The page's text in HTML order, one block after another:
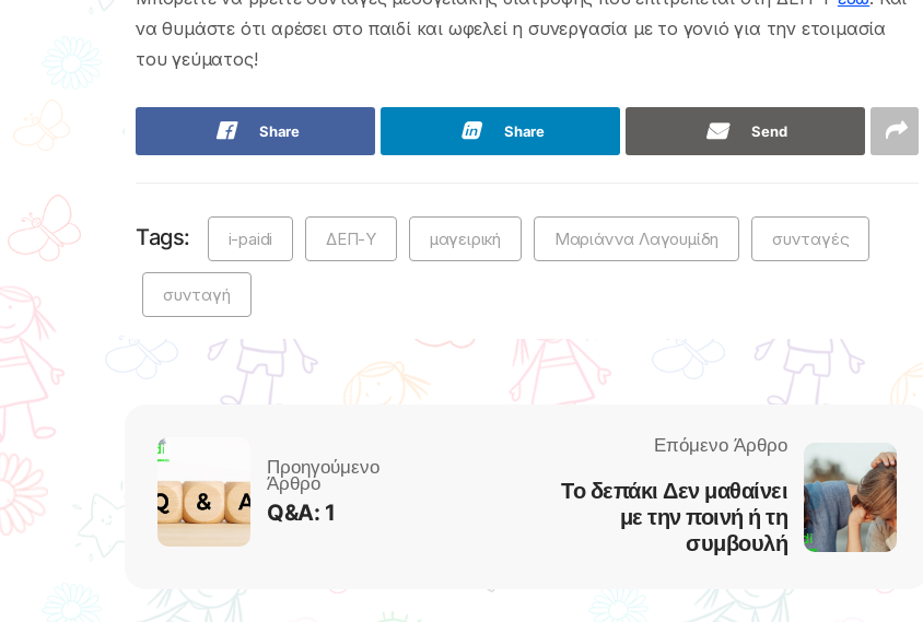
να θυμάστε ότι αρέσει στο παιδί και ωφελεί η συνεργασία με το γονιό για την ετοιμασία
του γεύματος!
Share Share Send
Tags: i-paidi ΔΕΠ-Υ μαγειρική Μαριάννα Λαγουμίδη συνταγές
συνταγή
Q&A: 1
Το δεπάκι Δεν μαθαίνει
με την ποινή ή τη
συμβουλή